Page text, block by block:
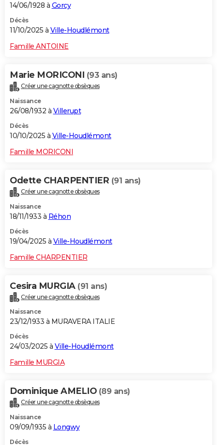
14/06/1928 à Gorcy
Décès
11/10/2025 à Ville-Houdlémont
Famille ANTOINE
Marie MORICONI (93 ans)
Créer une cagnotte obsèques
Naissance
26/08/1932 à Villerupt
Décès
10/10/2025 à Ville-Houdlémont
Famille MORICONI
Odette CHARPENTIER (91 ans)
Créer une cagnotte obsèques
Naissance
18/11/1933 à Réhon
Décès
19/04/2025 à Ville-Houdlémont
Famille CHARPENTIER
Cesira MURGIA (91 ans)
Créer une cagnotte obsèques
Naissance
23/12/1933 à MURAVERA ITALIE
Décès
24/03/2025 à Ville-Houdlémont
Famille MURGIA
Dominique AMELIO (89 ans)
Créer une cagnotte obsèques
Naissance
09/09/1935 à Longwy
Décès